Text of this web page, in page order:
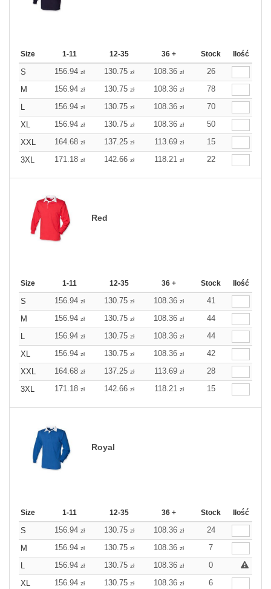
Size 1-11 12-35 36 + Stock Ilość
S 156.94 zł 130.75 zł 108.36 zł
26
M
156.94 zł 130.75 zł 108.36 zł
78
L
156.94 zł 130.75 zł 108.36 zł
70
XL
156.94 zł 130.75 zł 108.36 zł
50
XXL
164.68 zł 137.25 zł 113.69 zł
15
3XL
171.18 zł 142.66 zł 118.21 zł 22
Red
Size 1-11 12-35 36 + Stock Ilość
S 156.94 zł 130.75 zł 108.36 zł
41
M
156.94 zł 130.75 zł 108.36 zł
44
L
156.94 zł 130.75 zł 108.36 zł
44
XL
156.94 zł 130.75 zł 108.36 zł
42
XXL
164.68 zł 137.25 zł 113.69 zł
28
3XL
171.18 zł 142.66 zł 118.21 zł 15
Royal
Size 1-11 12-35 36 + Stock Ilość
S 156.94 zł 130.75 zł 108.36 zł
24
M
156.94 zł 130.75 zł 108.36 zł
7
L
156.94 zł 130.75 zł 108.36 zł
0
XL
156.94 zł 130.75 zł 108.36 zł
6